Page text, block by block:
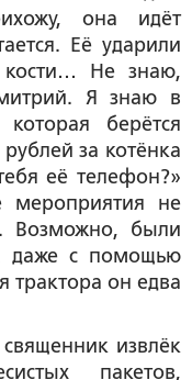
она идёт
Её ударили
Не знаю,
Я знаю в
берётся
рублей за котёнка
её телефон?»
мероприятия не
Возможно, были
даже с помощью
он едва
извлёк
пакетов,